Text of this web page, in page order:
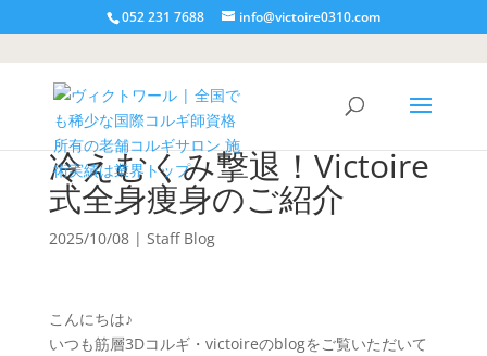
052 231 7688 info@victoire0310.com
冷えむくみ撃退！Victoire
式全身痩身のご紹介
2025/10/08| Staff Blog
こんにちは♪
いつも筋層3Dコルギ・victoireのblogをご覧いただいて